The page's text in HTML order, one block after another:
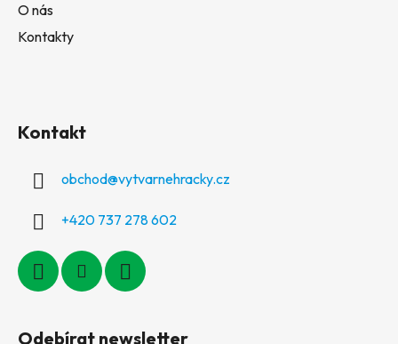
O nás
Kontakty
Kontakt
obchod@vytvarnehracky.cz
+420 737 278 602
Odebírat newsletter